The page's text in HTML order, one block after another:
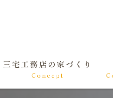
三宅工務店の家づくり
Concept